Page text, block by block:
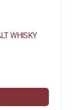
WHISKY